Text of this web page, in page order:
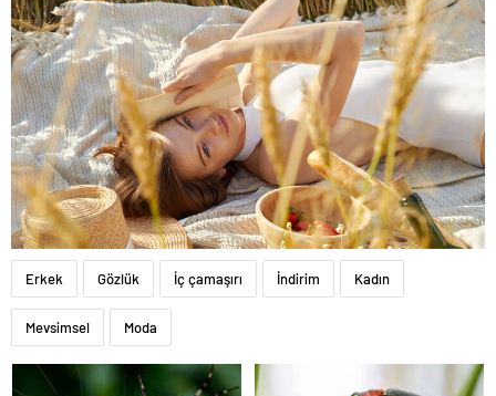
Erkek Gözlük İç çamaşırı İndirim Kadın
Mevsimsel Moda